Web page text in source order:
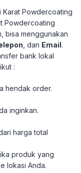
Karat Powdercoating
Powdercoating
bisa menggunakan
, dan Email.
bank lokal
:
hendak order.
inginkan.
harga total
produk yang
lokasi Anda.